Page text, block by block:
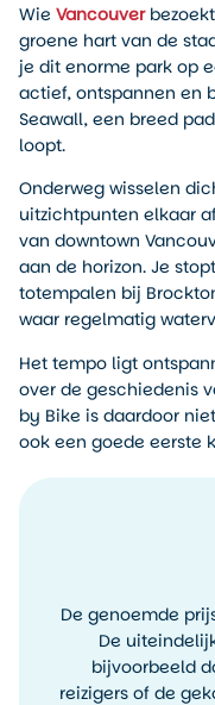
Wie Vancouver
groene hart van de
je dit enorme park op
actief, ontspannen en
Seawall, een breed
loopt.
Onderweg wisselen
uitzichtpunten elkaar
van downtown
aan de horizon. Je
totempalen bij
waar regelmatig
Het tempo ligt
over de geschiedenis
by Bike is daardoor
ook een goede eerste
De genoemde
De
bijvoorbeeld
reizigers of de